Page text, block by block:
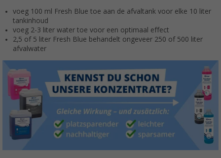
voeg 100 ml Fresh Blue toe aan de afvaltank voor elke 10 liter
tankinhoud
voeg 2-3 liter water toe voor een optimaal effect
2,5 of 5 liter Fresh Blue behandelt ongeveer 250 of 500 liter
afvalwater